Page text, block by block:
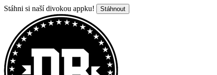
Stáhni si naší divokou appku! Stáhnout